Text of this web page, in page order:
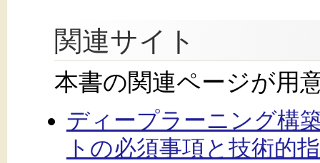
関連サイト
本書の関連ページが用
ディープラーニング構
トの必須事項と技術的